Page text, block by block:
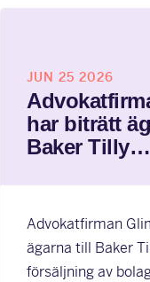
JUN 25 2026
har biträtt
Baker Tilly…
Advokatfirman
ägarna till Baker
försäljning av